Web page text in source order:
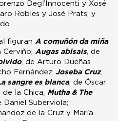
Degl’Innocenti y Xosé
Robles y José Prats; y
figuran A comuñón da miña
Cerviño; Augas abisais, de
, de Arturo Dueñas
Fernández; Joseba Cruz,
sangre es blanca, de Óscar
la Chica; Mutha & The
Daniel Suberviola;
de la Cruz y María